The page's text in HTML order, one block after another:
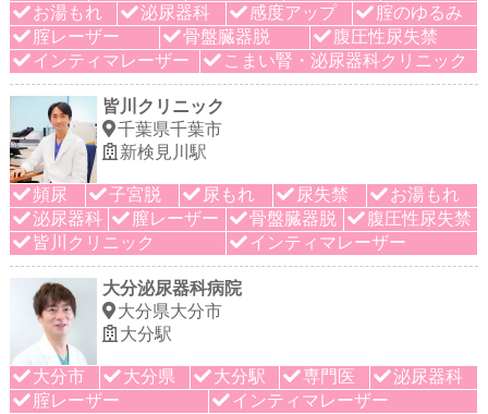
お湯もれ
泌尿器科 感度アップ
腟のゆるみ
腟レーザー
骨盤臓器脱
腹圧性尿失禁
インティマレーザー
こまい腎・泌尿器科クリニック
皆川クリニック
千葉県千葉市
新検見川駅
頻尿 子宮脱 尿もれ 尿失禁
お湯もれ
泌尿器科
膣レーザー 骨盤臓器脱
腹圧性尿失禁
皆川クリニック
インティマレーザー
大分泌尿器科病院
大分県大分市
大分駅
大分市 大分県 大分駅 専門医
泌尿器科
腟レーザー
インティマレーザー